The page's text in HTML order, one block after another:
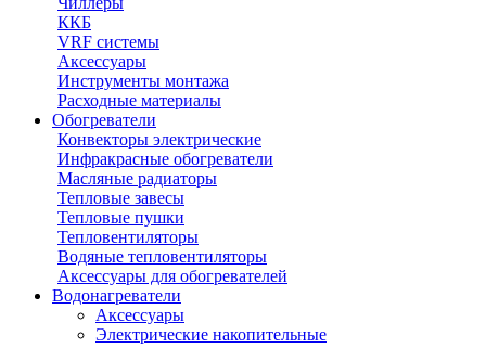
ККБ
VRF системы
Аксессуары
Инструменты монтажа
Расходные материалы
Обогреватели
Конвекторы электрические
Инфракрасные обогреватели
Масляные радиаторы
Тепловые завесы
Тепловые пушки
Тепловентиляторы
Водяные тепловентиляторы
Аксессуары для обогревателей
Водонагреватели
Аксессуары
Электрические накопительные